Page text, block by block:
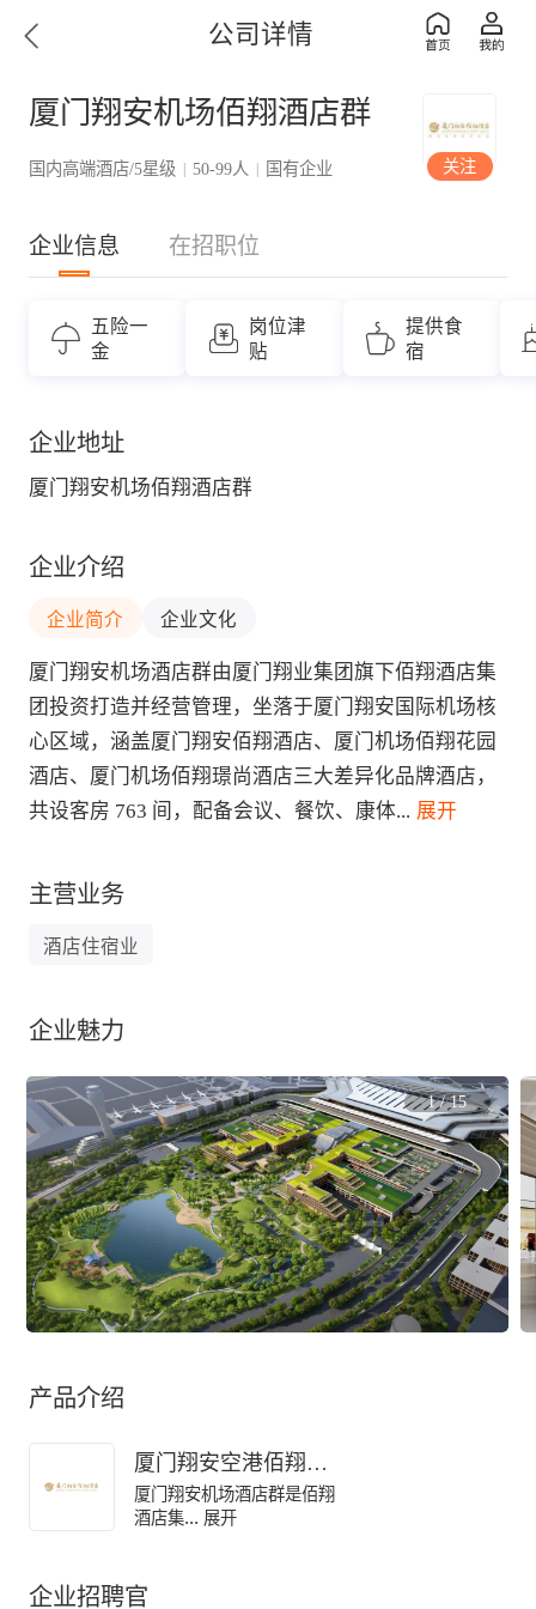
公司详情
厦门翔安机场佰翔酒店群
国内高端酒店/5星级 | 50-99人 | 国有企业 关注
企业信息 在招职位
五险一
金
岗位津
贴
提供食
宿
企业地址
厦门翔安机场佰翔酒店群
企业介绍
企业简介 企业文化
厦门翔安机场酒店群由厦门翔业集团旗下佰翔酒店集
团投资打造并经营管理，坐落于厦门翔安国际机场核
心区域，涵盖厦门翔安佰翔酒店、厦门机场佰翔花园
酒店、厦门机场佰翔璟尚酒店三大差异化品牌酒店，
共设客房 763 间，配备会议、餐饮、康体... 展开
主营业务
酒店住宿业
企业魅力
1/15
产品介绍
厦门翔安空港佰翔酒店有限公司
厦门翔安机场酒店群是佰翔
酒店集... 展开
企业招聘官